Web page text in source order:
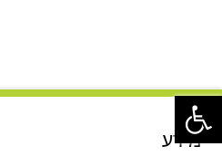
מידע
פתח סרגל נגישות